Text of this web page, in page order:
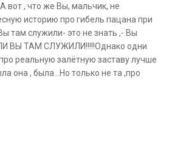
вот , что же Вы, мальчик, не
историю про гибель пацана при
там служили- это не знать ,- Вы
ВЫ ТАМ СЛУЖИЛИ!!!!!Однако одни
реальную залётную заставу лучше
она , была...Но только не та ,про